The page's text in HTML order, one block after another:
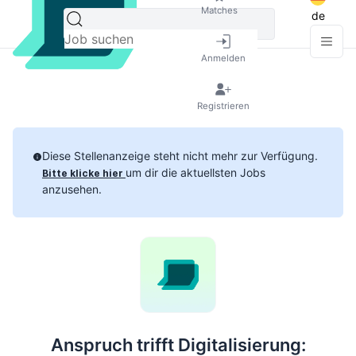
Matches
Anmelden
Registrieren
de
Diese Stellenanzeige steht nicht mehr zur Verfügung.
Bitte klicke hier um dir die aktuellsten Jobs
anzusehen.
Anspruch trifft Digitalisierung: